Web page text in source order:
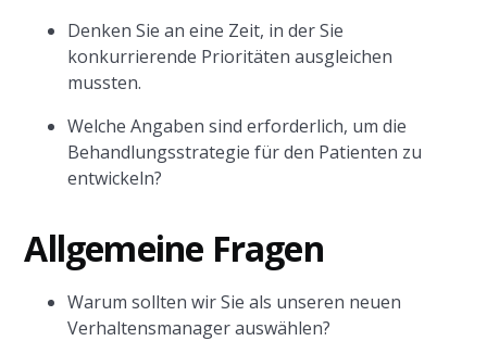
Denken Sie an eine Zeit, in der Sie
konkurrierende Prioritäten ausgleichen
mussten.
Welche Angaben sind erforderlich, um die
Behandlungsstrategie für den Patienten zu
entwickeln?
Allgemeine Fragen
Warum sollten wir Sie als unseren neuen
Verhaltensmanager auswählen?